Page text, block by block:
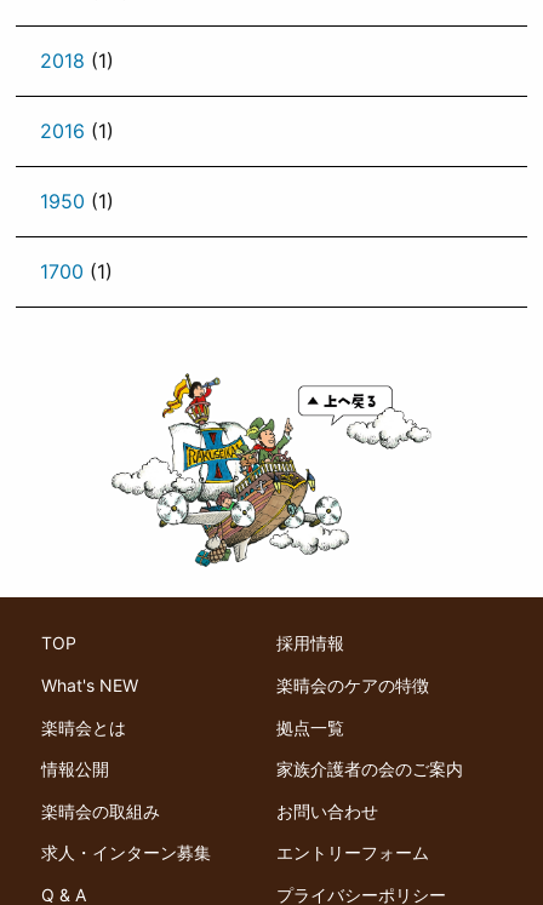
2018 (1)
2016 (1)
1950 (1)
1700 (1)
TOP
What's NEW
楽晴会とは
情報公開
楽晴会の取組み
求人・インターン募集
Q & A
採用情報
楽晴会のケアの特徴
拠点一覧
家族介護者の会のご案内
お問い合わせ
エントリーフォーム
プライバシーポリシー